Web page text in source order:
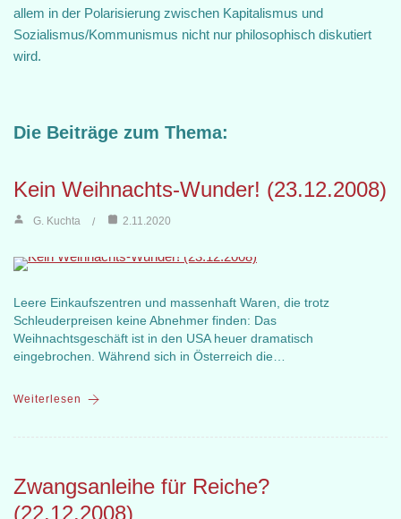
allem in der Polarisierung zwischen Kapitalismus und
Sozialismus/Kommunismus nicht nur philosophisch diskutiert
wird.
Die Beiträge zum Thema:
Kein Weihnachts-Wunder! (23.12.2008)
G. Kuchta 2.11.2020
Leere Einkaufszentren und massenhaft Waren, die trotz
Schleuderpreisen keine Abnehmer finden: Das
Weihnachtsgeschäft ist in den USA heuer dramatisch
eingebrochen. Während sich in Österreich die…
Weiterlesen
Zwangsanleihe für Reiche?
(22.12.2008)